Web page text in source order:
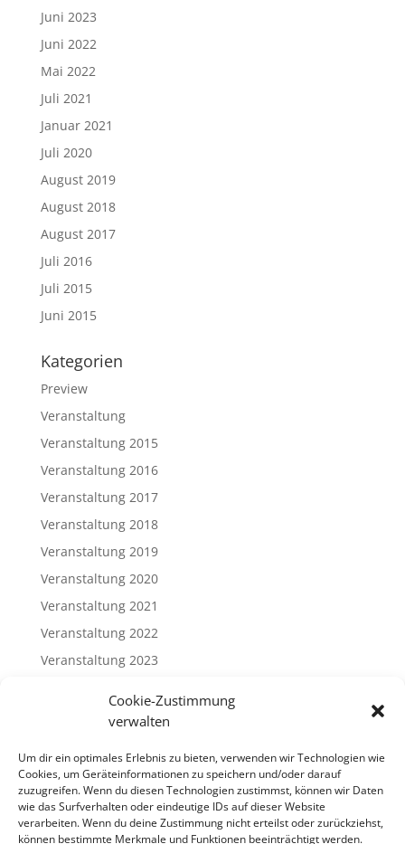
Cookie-Zustimmung
verwalten
Um dir ein optimales Erlebnis zu bieten, verwenden wir Technologien wie
Cookies, um Geräteinformationen zu speichern und/oder darauf
zuzugreifen. Wenn du diesen Technologien zustimmst, können wir Daten
wie das Surfverhalten oder eindeutige IDs auf dieser Website
verarbeiten. Wenn du deine Zustimmung nicht erteilst oder zurückziehst,
können bestimmte Merkmale und Funktionen beeinträchtigt werden.
Juni 2023
Juni 2022
Mai 2022
Juli 2021
Januar 2021
Juli 2020
August 2019
August 2018
August 2017
Juli 2016
Juli 2015
Juni 2015
Kategorien
Preview
Veranstaltung
Veranstaltung 2015
Veranstaltung 2016
Veranstaltung 2017
Veranstaltung 2018
Veranstaltung 2019
Veranstaltung 2020
Veranstaltung 2021
Veranstaltung 2022
Veranstaltung 2023
Veranstaltung 2025
Meta
Anmelden